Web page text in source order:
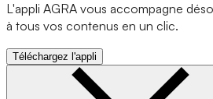
L'appli AGRA vous accompagne
à tous vos contenus en un clic.
Téléchargez l'appli